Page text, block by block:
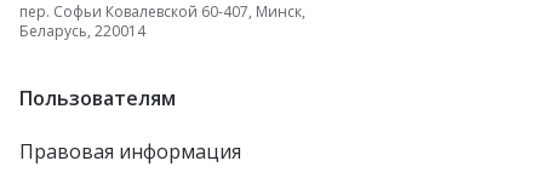
пер. Софьи Ковалевской 60-407, Минск,
Беларусь, 220014
Пользователям
Правовая информация